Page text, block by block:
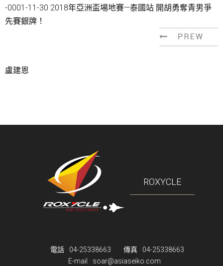
-0001-11-30 2018年亞洲盃場地賽—泰國站 開胡勇奪青男爭
先賽銀牌！
盧建恩
ROXYCLE
電話 04-25338663 傳真
04-25338663
E-mail
soar@asiaseiko.com